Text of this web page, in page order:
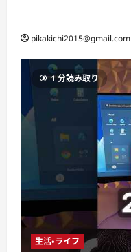
pikakichi2015@gmail.com
1 分読み取り
生活・ライフ